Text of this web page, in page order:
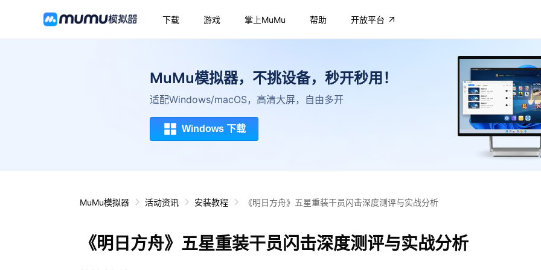
下载 游戏 掌上MuMu 帮助 开放平台
MuMu模拟器，不挑设备，秒开秒用！
适配Windows/macOS，高清大屏，自由多开
Windows 下载
MuMu模拟器 活动资讯 安装教程 《明日方舟》五星重装干员闪击深度测评与实战分析
《明日方舟》五星重装干员闪击深度测评与实战分析